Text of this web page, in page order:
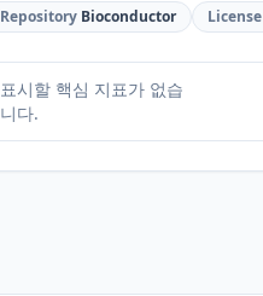
Repository Bioconductor License
표시할 핵심 지표가 없습
니다.